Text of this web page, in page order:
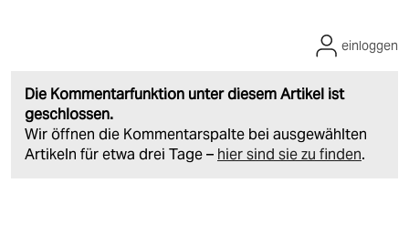
Die Kommentarfunktion unter diesem Artikel ist
geschlossen.
Wir öffnen die Kommentarspalte bei ausgewählten
Artikeln für etwa drei Tage – hier sind sie zu finden.
einloggen